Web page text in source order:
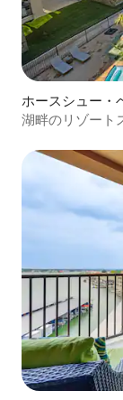
ホースシュー・
湖畔のリゾート